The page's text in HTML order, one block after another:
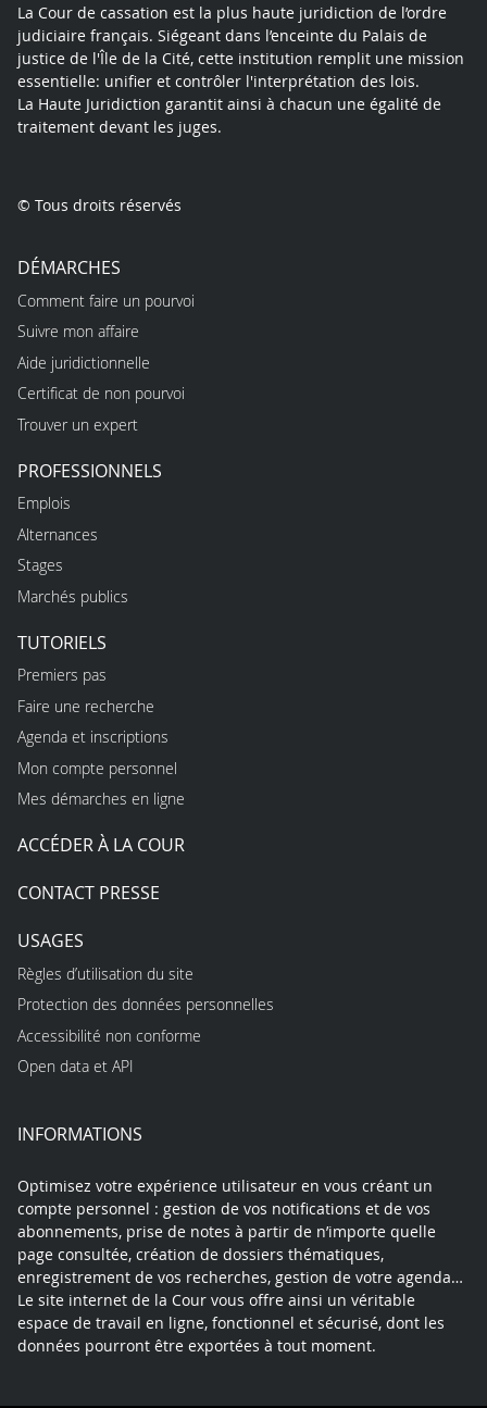
La Cour de cassation est la plus haute juridiction de l’ordre
judiciaire français. Siégeant dans l’enceinte du Palais de
justice de l'Île de la Cité, cette institution remplit une mission
essentielle: unifier et contrôler l'interprétation des lois.
La Haute Juridiction garantit ainsi à chacun une égalité de
traitement devant les juges.
© Tous droits réservés
DÉMARCHES
Comment faire un pourvoi
Suivre mon affaire
Aide juridictionnelle
Certificat de non pourvoi
Trouver un expert
PROFESSIONNELS
Emplois
Alternances
Stages
Marchés publics
TUTORIELS
Premiers pas
Faire une recherche
Agenda et inscriptions
Mon compte personnel
Mes démarches en ligne
ACCÉDER À LA COUR
CONTACT PRESSE
USAGES
Règles d’utilisation du site
Protection des données personnelles
Accessibilité non conforme
Open data et API
INFORMATIONS
Optimisez votre expérience utilisateur en vous créant un
compte personnel : gestion de vos notifications et de vos
abonnements, prise de notes à partir de n’importe quelle
page consultée, création de dossiers thématiques,
enregistrement de vos recherches, gestion de votre agenda…
Le site internet de la Cour vous offre ainsi un véritable
espace de travail en ligne, fonctionnel et sécurisé, dont les
données pourront être exportées à tout moment.